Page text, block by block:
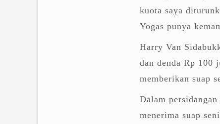
kuota saya
Yogas punya
Harry Van
dan denda Rp 100
memberikan suap
Dalam
menerima suap